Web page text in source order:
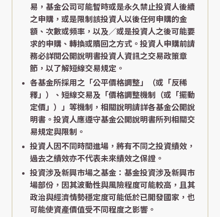
易，基金公司可能暫時或是永久禁止投資人後續
之申購，或是限制該投資人以後任何申購的金
額、次數或頻率，以及／或是投資人之後可能要
求的申購、轉換或贖回之方式。投資人申購前請
務必詳閱公開說明書投資人資訊之交易政策章
節，以了解短線交易規定。
各基金所採用之「公平價格調整」（或「反稀
釋」）、短線交易及「價格調整機制（或「擺動
定價」）」等機制，相關說明請詳各基金公開說
明書。投資人應遵守基金公開說明書所列相關交
易規定與限制。
投資人因不同時間進場，將有不同之投資績效，
過去之績效亦不代表未來績效之保證。
投資涉及新興市場之基金：基金投資涉及新興市
場部份，因其波動性與風險程度可能較高，且其
政治與經濟情勢穩定度可能低於已開發國家，也
可能使資產價值受不同程度之影響。